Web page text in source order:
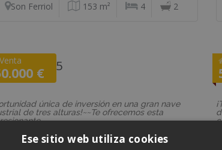
Son Ferriol 153 m² 4 2
Venta
€
P1TM125
industrial
única de inversión en una gran nave
de tres alturas!~~Te ofrecemos esta
Ese sitio web utiliza cookies